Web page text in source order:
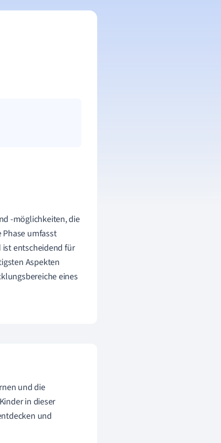
-möglichkeiten, die
Phase umfasst
entscheidend für
Aspekten
eines
und die
in dieser
und